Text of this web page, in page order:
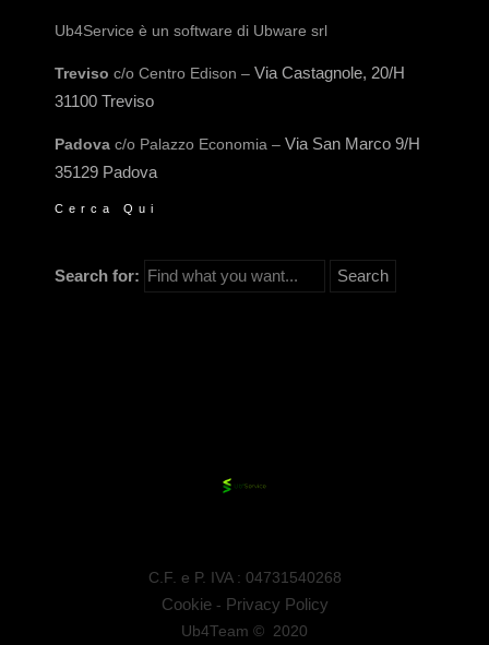
Ub4Service è un software di Ubware srl
Treviso c/o Centro Edison – Via Castagnole, 20/H
31100 Treviso
Padova c/o Palazzo Economia – Via San Marco 9/H
35129 Padova
Cerca Qui
Search for:
C.F. e P. IVA : 04731540268
Cookie - Privacy Policy
Ub4Team © 2020